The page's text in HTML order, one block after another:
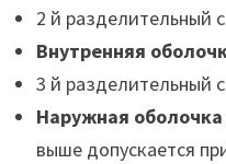
2 й разделительный
Внутренняя
3 й разделительный
Наружная оболочка
выше допускается